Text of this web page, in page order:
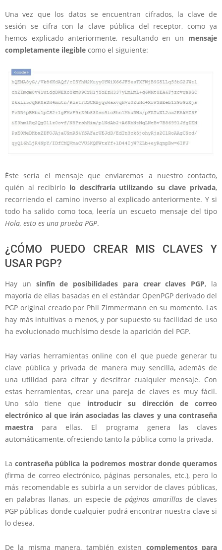
Una vez que los datos se encuentran cifrados, la clave de
sesión se cifra con la clave pública del receptor, como ya
hemos explicado anteriormente, resultando en un mensaje
completamente ilegible como el siguiente:
Éste sería el mensaje que enviaremos a nuestro contacto,
quién al recibirlo lo descifraría utilizando su clave privada,
recorriendo el camino inverso al explicado anteriormente. Y si
todo ha salido como toca, leería un escueto mensaje del tipo
Hola, esto es una prueba PGP.
¿CÓMO PUEDO CREAR MIS CLAVES Y
USAR PGP?
Hay un sinfín de posibilidades para crear claves PGP, la
mayoría de ellas basadas en el estándar OpenPGP derivado del
PGP original creado por Phil Zimmermann en su momento. Las
hay más intuitivas o menos, y por supuesto su facilidad de uso
ha evolucionado muchísimo desde la aparición del PGP.
Hay varias herramientas online con el que puede generar tu
clave pública y privada de manera muy sencilla, además de
una utilidad para cifrar y descifrar cualquier mensaje. Con
estas herramientas, crear una pareja de claves es muy fácil.
Uno sólo tiene que introducir su dirección de correo
electrónico al que irán asociadas las claves y una contraseña
maestra para ellas. El programa genera las claves
automáticamente, ofreciendo tanto la pública como la privada.
La contraseña pública la podremos mostrar donde queramos
(firma de correo electrónico, páginas personales, etc.), pero lo
más recomendable es subirla a un servidor de claves públicas,
en palabras llanas, un especie depáginas amarillasde claves
PGP públicas donde cualquier podrá encontrar nuestra clave si
lo desea.
De la misma manera, también existen complementos para